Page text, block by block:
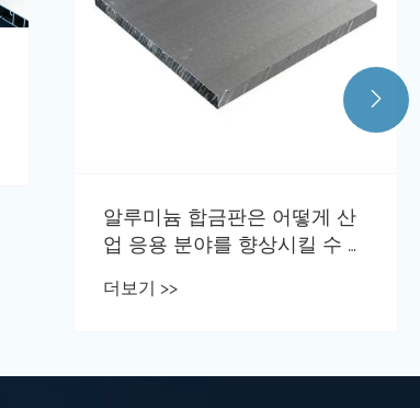
알루미늄 합금판은 어떻게 산
업 응용 분야를 향상시킬 수 있
더보기 >>
